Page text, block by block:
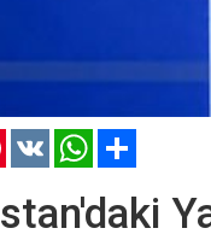
Pinterest
VK WhatsApp